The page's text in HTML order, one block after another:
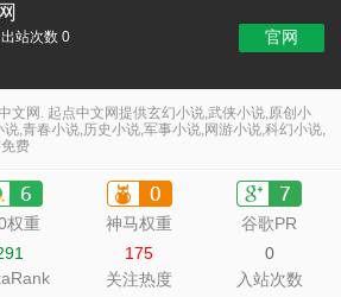
出站次数 0 官网
文网. 起点中文网提供玄幻小说,武侠小说,原创小
,青春小说,历史小说,军事小说,网游小说,科幻小说,
费
权重 神马权重 谷歌PR
175
关注热度
0
入站次数